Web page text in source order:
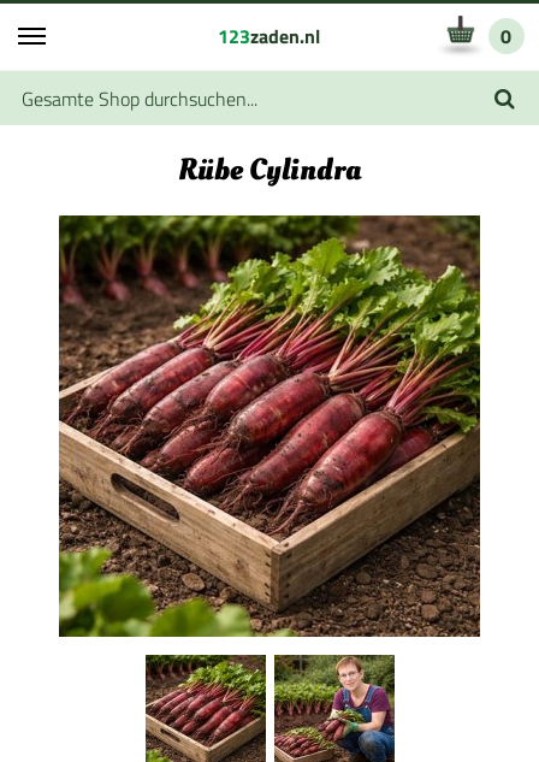
123zaden.nl 0
Rübe Cylindra